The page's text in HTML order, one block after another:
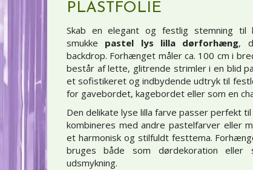
PLASTFOLIE
Skab en elegant og festlig stemning til
smukke pastel lys lilla dørforhæng,
backdrop. Forhænget måler ca. 100 cm i
består af lette, glitrende strimler i en blid
et sofistikeret og indbydende udtryk til
for gavebordet, kagebordet eller som en
Den delikate lyse lilla farve passer perfekt
kombineres med andre pastelfarver eller
et harmonisk og stilfuldt festtema.
bruges både som dørdekoration
udsmykning.